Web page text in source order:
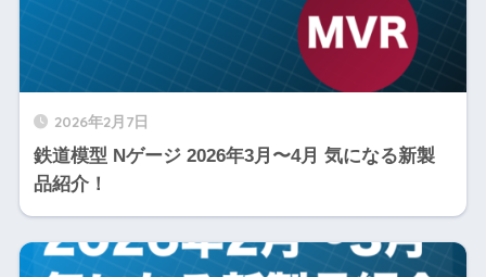
2026年2月7日
鉄道模型 Nゲージ 2026年3月〜4月 気になる新製
品紹介！